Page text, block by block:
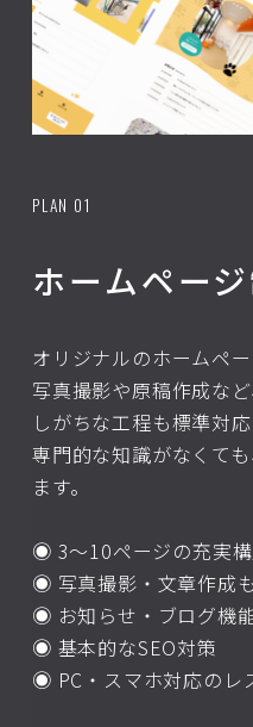
PLAN 01
ホームペー
オリジナルのホームペ
写真撮影や原稿作成な
しがちな工程も標準対応
専門的な知識がなくて
ます。
◉ 3〜10ページの充実
◉ 写真撮影・文章作成
◉ お知らせ・ブログ機
◉ 基本的なSEO対策
◉ PC・スマホ対応のレ